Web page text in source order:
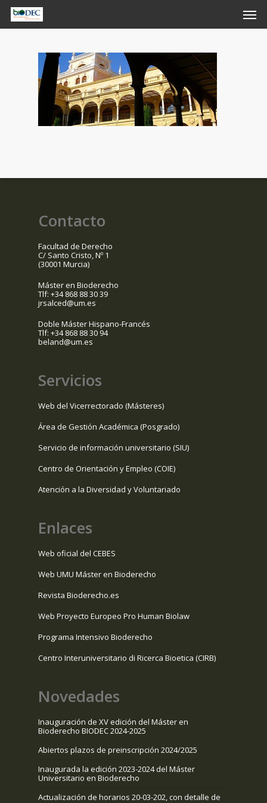
main
content
Contacto
Facultad de Derecho
C/ Santo Cristo, Nº 1
(30001 Murcia)
Máster en Bioderecho
Tlf: +34 868 88 30 39
jrsalced@um.es
Doble Máster Hispano-Francés
Tlf: +34 868 88 30 94
beland@um.es
Servicios
Web del Vicerrectorado (Másteres)
Área de Gestión Académica (Posgrado)
Servicio de información universitario (SIU)
Centro de Orientación y Empleo (COIE)
Atención a la Diversidad y Voluntariado
Enlaces
Web oficial del CEBES
Web UMU Máster en Bioderecho
Revista Bioderecho.es
Web Proyecto Europeo Pro Human Biolaw
Programa Intensivo Bioderecho
Centro Interuniversitario di Ricerca Bioetica (CIRB)
Novedades
Inauguración de XV edición del Máster en
Bioderecho BIODEC 2024-2025
Abiertos plazos de preinscripción 2024/2025
Inaugurada la edición 2023-2024 del Máster
Universitario en Bioderecho
Actualización de horarios 20-03-202, con detalle de